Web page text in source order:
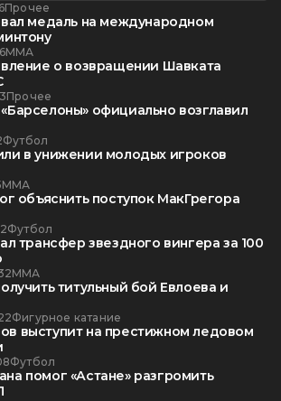
Прочее
медаль на международном
ММА
о возвращении Шавката
Прочее
официально возглавил
Футбол
в унижении молодых игроков
ММА
объяснить поступок МакГрегора
Футбол
трансфер звездного вингера за 100
ММА
титульный бой Евлоева и
Фигурное катание
выступит на престижном ледовом
Футбол
помог «Астане» разгромить